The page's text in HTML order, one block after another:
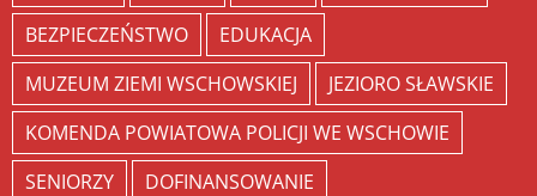
BEZPIECZEŃSTWO
EDUKACJA
MUZEUM ZIEMI WSCHOWSKIEJ
JEZIORO SŁAWSKIE
KOMENDA POWIATOWA POLICJI WE WSCHOWIE
SENIORZY
DOFINANSOWANIE